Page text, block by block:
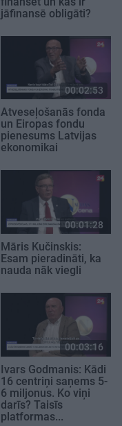
jāfinansē obligāti?
00:02:53
Atveseļošanās fonda
un Eiropas fondu
pienesums Latvijas
ekonomikai
00:01:28
Māris Kučinskis:
Esam pieradināti, ka
nauda nāk viegli
00:03:16
Ivars Godmanis: Kādi
16 centriņi saņems 5-
6 miljonus. Ko viņi
darīs? Taisīs
platformas...